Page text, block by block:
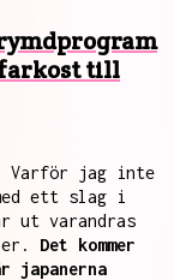
farkost till
Varför jag inte
ett slag i
ut varandras
Det kommer
japanerna